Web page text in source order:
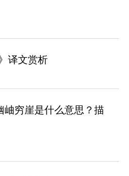
译文赏析
岫穷崖是什么意思？描